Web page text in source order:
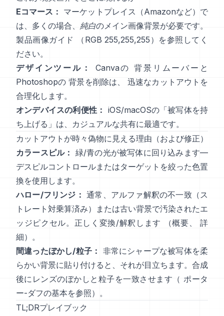
Eコマース： マーケットプレイス（Amazonなど）で
は、多くの場合、 純白のメイン画像背景が必要です。
製品画像ガイド
（RGB 255,255,255）を参照してく
ださい。
デザインツール：
Canvaの 背景リムーバー と
Photoshopの 背景を削除は、
迅速なカットアウトを
合理化します。
オンデバイスの利便性： iOS/macOSの「被写体を持
ち上げる 」は、カジュアルな共有に最適です。
カットアウトが時々偽物に見える理由（および修正）
カラースピル： 緑/青の光が被写体に回り込みます—
デスピルコントロールまたはターゲットを絞った色置
換を使用します。
ハロー/フリンジ： 通常、アルファ解釈の不一致（ス
トレート対乗算済み）または古い背景で汚染されたエ
ッジピクセル。正しく変換/解釈します
（概要、
詳
細）。
間違ったぼかし/粒子： 非常にシャープな被写体を柔
らかい背景に貼り付けると、それが目立ちます。合成
後にレンズのぼかしと粒子を一致させます（ ポータ
ー-ダフの基本を参照）。
TL;DRプレイブック